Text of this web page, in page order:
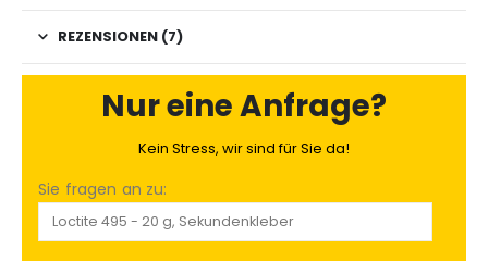
REZENSIONEN (7)
Nur eine Anfrage?
Kein Stress, wir sind für Sie da!
Sie fragen an zu: